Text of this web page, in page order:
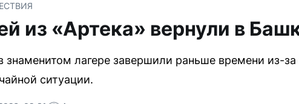
из «Артека» вернули в
знаменитом лагере завершили раньше времени из-
ситуации.